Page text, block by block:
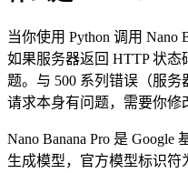
当你使用 Python 调用 Nano
如果服务器返回 HTTP 状态
题。与 500 系列错误（服
请求本身有问题，需要你修
Nano Banana Pro 是 Google
生成模型，官方模型标识符